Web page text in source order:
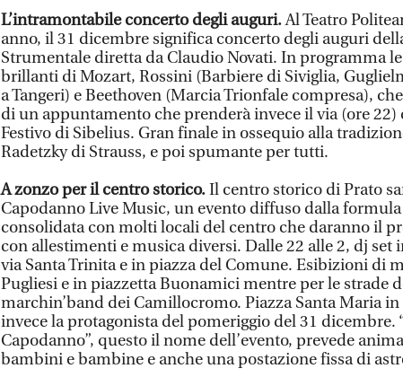
L’intramontabile concerto degli auguri.Al Teatro
anno, il 31 dicembre significa concerto degli auguri
Strumentale diretta da Claudio Novati. In programma
brillanti di Mozart, Rossini (Barbiere di Siviglia,
a Tangeri) e Beethoven (Marcia Trionfale compresa),
di un appuntamento che prenderà invece il via (ore 22)
Festivo di Sibelius. Gran finale in ossequio alla
Radetzky di Strauss, e poi spumante per tutti.
A zonzo per il centro storico.Il centro storico di Prato
Capodanno Live Music, un evento diffuso dalla
consolidata con molti locali del centro che daranno il
con allestimenti e musica diversi. Dalle 22 alle 2, dj set
via Santa Trinita e in piazza del Comune. Esibizioni di
Pugliesi e in piazzetta Buonamici mentre per le strade
marchin’band dei Camillocromo. Piazza Santa Maria in
invece la protagonista del pomeriggio del 31 dicembre.
Capodanno”, questo il nome dell’evento, prevede
bambini e bambine e anche una postazione fissa di